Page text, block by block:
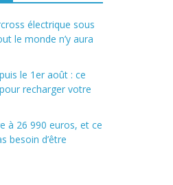
électrique sous
le monde n’y aura
le 1er août : ce
recharger votre
à 26 990 euros, et ce
besoin d’être